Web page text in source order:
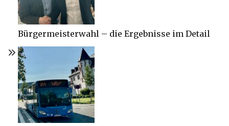
Bürgermeisterwahl – die Ergebnisse im Detail